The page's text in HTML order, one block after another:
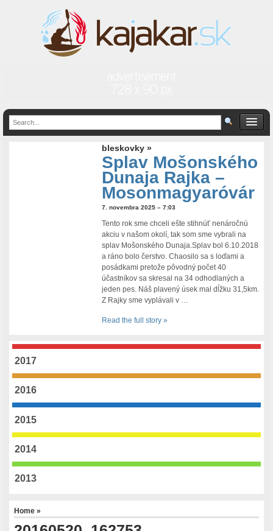
bleskovky »
Splav Mošonského
Dunaja Rajka –
Mosonmagyaróvár
7. novembra 2025 – 7:03
Tento rok sme chceli ešte stihnúť nenáročnú
akciu v našom okolí, tak som sme vybrali na
splav Mošonského Dunaja.Splav bol 6.10.2018
a ráno bolo čerstvo. Chaosilo sa s loďami a
posádkami pretože pôvodný počet 40
účastníkov sa skresal na 34 odhodlaných a
jeden pes. Náš plavený úsek mal dĺžku 31,5km.
Z Rajky sme vyplávali v …
Read the full story »
2017
2016
2015
2014
2013
Home»